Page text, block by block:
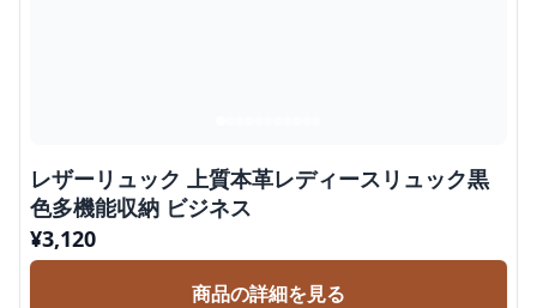
レザーリュック 上質本革レディースリュック黒
色多機能収納 ビジネス
¥3,120
商品の詳細を見る